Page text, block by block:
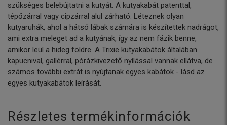
szükséges belebújtatni a kutyát. A kutyakabát patenttal,
tépőzárral vagy cipzárral alul zárható. Léteznek olyan
kutyaruhák, ahol a hátsó lábak számára is készítettek nadrágot,
ami extra meleget ad a kutyának, így az nem fázik benne,
amikor leül a hideg földre. A Trixie kutyakabátok általában
kapucnival, gallérral, pórázkivezető nyílással vannak ellátva, de
számos további extrát is nyújtanak egyes kabátok - lásd az
egyes kutyakabátok leírását.
Részletes termékinformációk